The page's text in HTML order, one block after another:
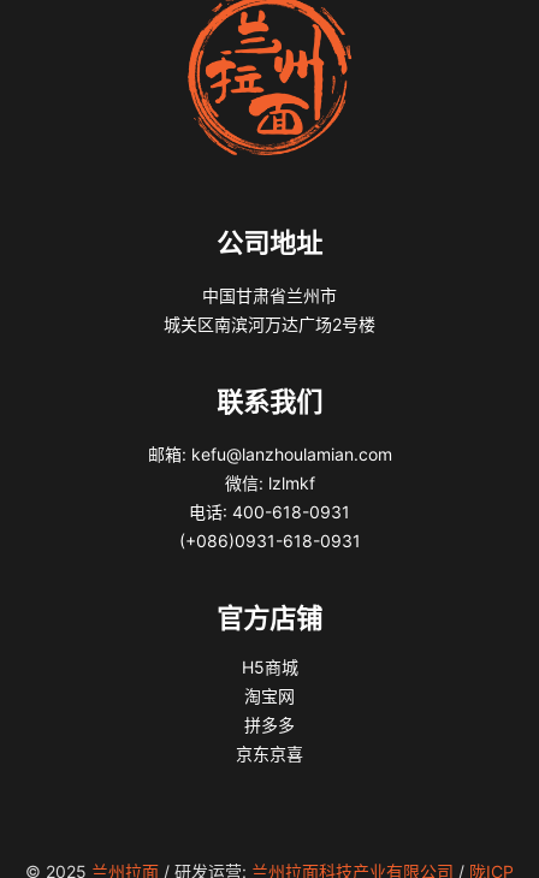
公司地址
中国甘肃省兰州市
城关区南滨河万达广场2号楼
联系我们
邮箱: kefu@lanzhoulamian.com
微信: lzlmkf
电话: 400-618-0931
(+086)0931-618-0931
官方店铺
H5商城
淘宝网
拼多多
京东京喜
© 2025 兰州拉面 / 研发运营: 兰州拉面科技产业有限公司 / 陇ICP